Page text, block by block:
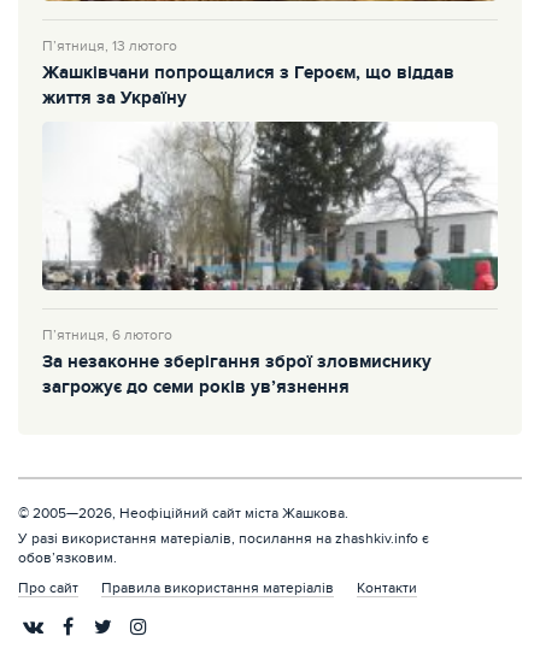
П’ятниця, 13 лютого
Жашківчани попрощалися з Героєм, що віддав
життя за Україну
П’ятниця, 6 лютого
За незаконне зберігання зброї зловмиснику
загрожує до семи років ув’язнення
© 2005—2026, Неофіційний сайт міста Жашкова.
У разі використання матеріалів, посилання на zhashkiv.info є
обов’язковим.
Про сайт
Правила використання матеріалів Контакти